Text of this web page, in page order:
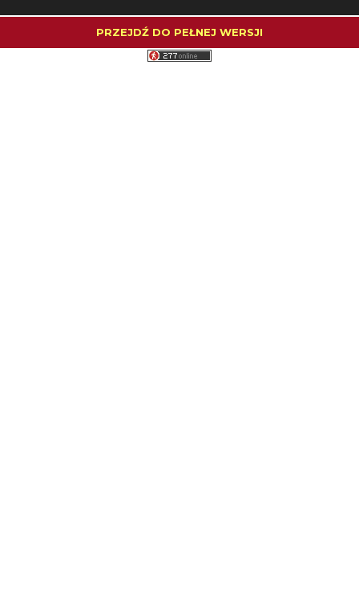
PRZEJDŹ DO PEŁNEJ WERSJI